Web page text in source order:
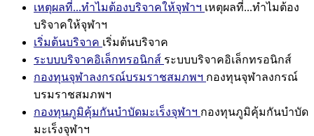
เหตุผลที่...ทำไมต้องบริจาคให้จุฬาฯ เหตุผลที่...ทำไมต้อง
บริจาคให้จุฬาฯ
เริ่มต้นบริจาค เริ่มต้นบริจาค
ระบบบริจาคอิเล็กทรอนิกส์ ระบบบริจาคอิเล็กทรอนิกส์
กองทุนจุฬาลงกรณ์บรมราชสมภพฯ กองทุนจุฬาลงกรณ์
บรมราชสมภพฯ
กองทุนภูมิคุ้มกันบำบัดมะเร็งจุฬาฯ กองทุนภูมิคุ้มกันบำบัด
มะเร็งจุฬาฯ